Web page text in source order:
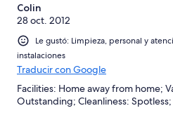
Colin
28 oct. 2012
Le gustó: Limpieza, personal y
instalaciones
Traducir con Google
Facilities: Home away from home;
Outstanding; Cleanliness: Spotless;